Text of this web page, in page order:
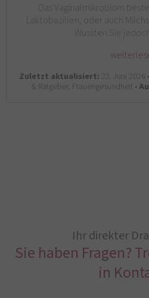
Das Vaginalmikrobiom
Laktobazillen, oder auch
Wussten Sie
Zuletzt aktualisiert: 22. Juni 2026 •
& Ratgeber, Frauengesundheit •
Ihr direkter
Sie haben Fragen?
in